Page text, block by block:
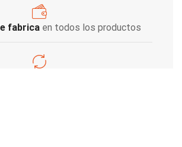
fabricaen todos los productos